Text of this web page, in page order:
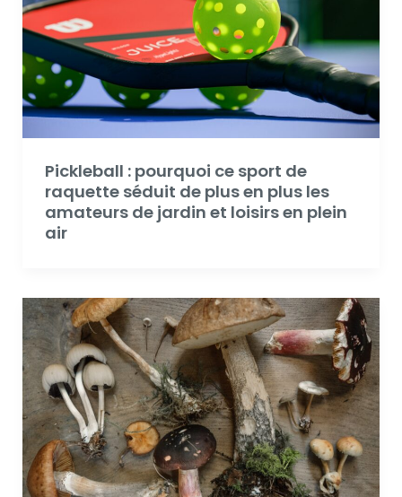
Pickleball : pourquoi ce sport de
raquette séduit de plus en plus les
amateurs de jardin et loisirs en plein
air